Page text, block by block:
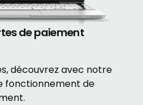
de paiement
découvrez avec notre
fonctionnement de